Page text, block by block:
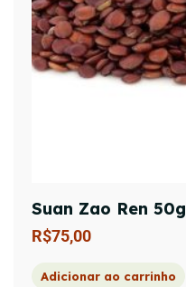
Suan Zao Ren 50g
R$75,00
Adicionar ao carrinho